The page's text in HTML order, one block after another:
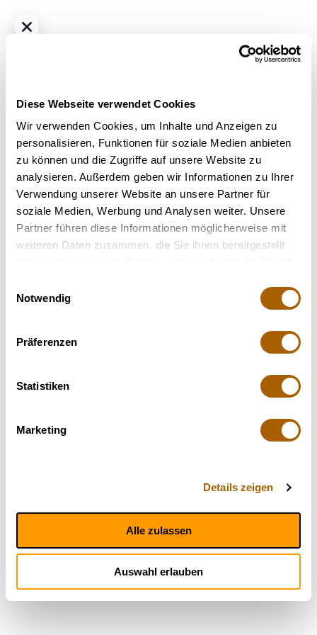
Diese Webseite verwendet Cookies
Wir verwenden Cookies, um Inhalte und Anzeigen zu
personalisieren, Funktionen für soziale Medien anbieten
zu können und die Zugriffe auf unsere Website zu
analysieren. Außerdem geben wir Informationen zu Ihrer
Verwendung unserer Website an unsere Partner für
soziale Medien, Werbung und Analysen weiter. Unsere
Partner führen diese Informationen möglicherweise mit
weiteren Daten zusammen, die Sie ihnen bereitgestellt
Notwendig
Präferenzen
Statistiken
Marketing
Details zeigen
Alle zulassen
Auswahl erlauben
Hybrid THC25% CBD1%
IMC Cannabisblüten GRZ THC25 MIDS Jungle Pop
Bestrahlung: nicht bestrahlt
Strain: Jungle Pop